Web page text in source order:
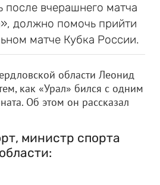
после вчерашнего матча
должно помочь прийти
матче Кубка России.
области Леонид
как «Урал» бился с одним
Об этом он рассказал
министр спорта